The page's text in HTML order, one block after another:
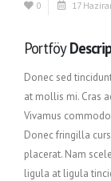
0 17
Portföy
Donec sed
at mollis mi. Cras
Vivamus
Donec fringilla
placerat. Nam
ligula at ligula